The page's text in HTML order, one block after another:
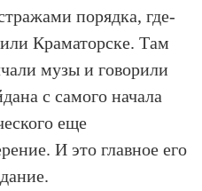
порядка, где-
Краматорске. Там
музы и говорили
с самого начала
еще
И это главное его